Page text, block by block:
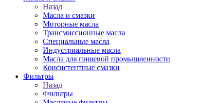
Назад
Масла и смазки
Моторные масла
Трансмиссионные масла
Специальные масла
Индустриальные масла
Масла для пищевой промышленности
Консистентные смазки
Фильтры
Назад
Фильтры